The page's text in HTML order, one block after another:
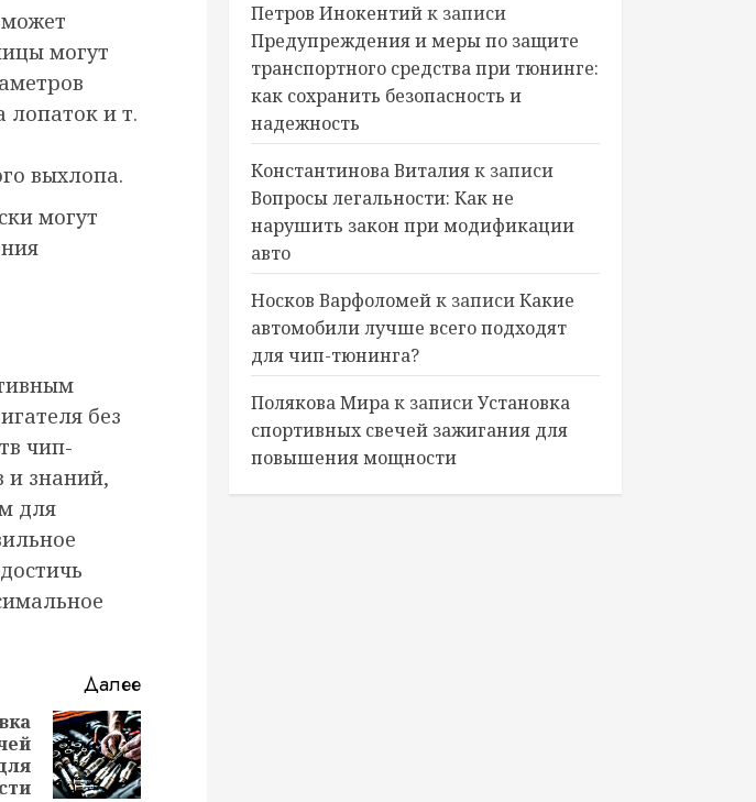
могут
лопаток и т.
выхлопа.
могут
без
чип-
и знаний,
для
Далее
Петров Инокентийк записи
Предупреждения и меры по защите
транспортного средства при тюнинге:
как сохранить безопасность и
надежность
Константинова Виталияк записи
Вопросы легальности: Как не
нарушить закон при модификации
авто
Носков Варфоломейк записиКакие
автомобили лучше всего подходят
для чип-тюнинга?
Полякова Мирак записиУстановка
спортивных свечей зажигания для
повышения мощности